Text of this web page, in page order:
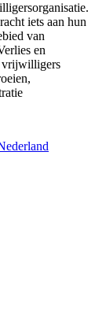
iets aan hun
van
en
vrijwilligers